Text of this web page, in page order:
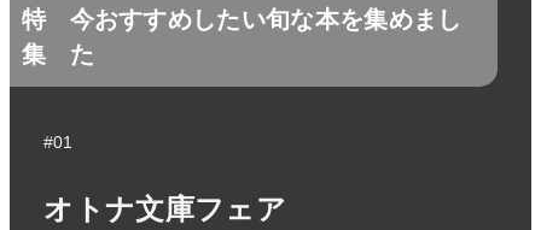
特
集
今おすすめしたい旬な本を集めまし
た
#01
オトナ文庫フェア